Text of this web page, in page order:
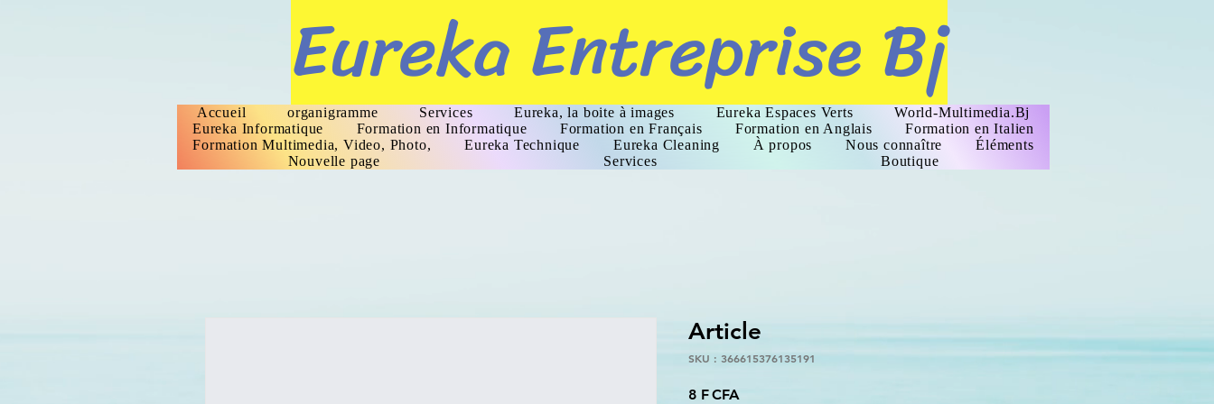
Eureka Entreprise Bj
Accueil organigramme Services Eureka, la boite à images Eureka Espaces Verts
World-Multimedia.Bj
Eureka Informatique
Formation en Informatique Formation en Français Formation en Anglais
Formation en Italien
Formation Multimedia, Video, Photo,
Eureka Technique Eureka Cleaning À propos Nous connaître
Éléments
Nouvelle page
Services Boutique
Article
SKU : 366615376135191
8 F CFA